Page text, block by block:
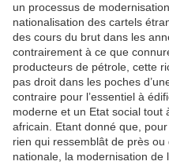
un processus de
nationalisation des cartels
des cours du brut dans les
contrairement à ce que
producteurs de pétrole, cette
pas droit dans les poches
contraire pour l’essentiel à
moderne et un Etat social tout
africain. Etant donné que,
rien qui ressemblât de près
nationale, la modernisation de